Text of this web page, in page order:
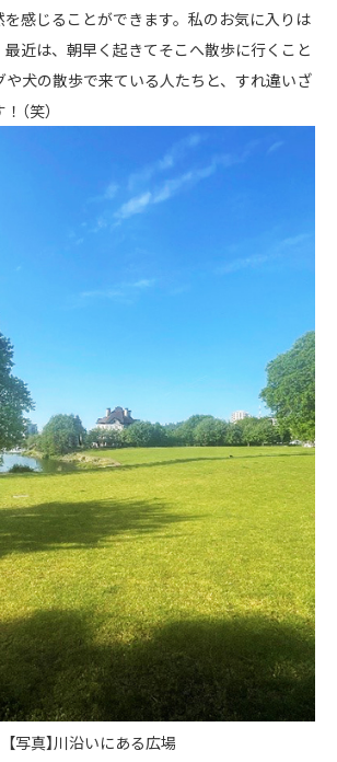
感じることができます。私のお気に入りは
近は、朝早く起きてそこへ散歩に行くこと
犬の散歩で来ている人たちと、すれ違いざ
（笑）
【写真】川沿いにある広場